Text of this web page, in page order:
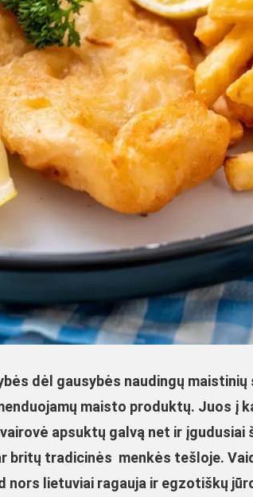
dėl gausybės naudingų
maisto produktų. Juos į
apsuktų galvą net ir įgudusiai
britų tradicinės menkės tešloje.
nors lietuviai ragauja ir egzotiškų